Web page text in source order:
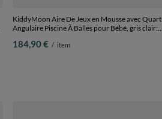
KiddyMoon Aire De Jeux en Mousse avec Quart
Angulaire Piscine À Balles pour Bébé, gris clair:
Version 4
184,90 € / item